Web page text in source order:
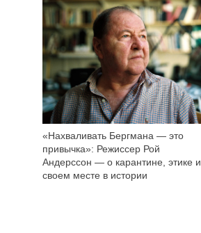
«Нахваливать Бергмана — это
привычка»: Режиссер Рой
Андерссон — о карантине, этике и
своем месте в истории